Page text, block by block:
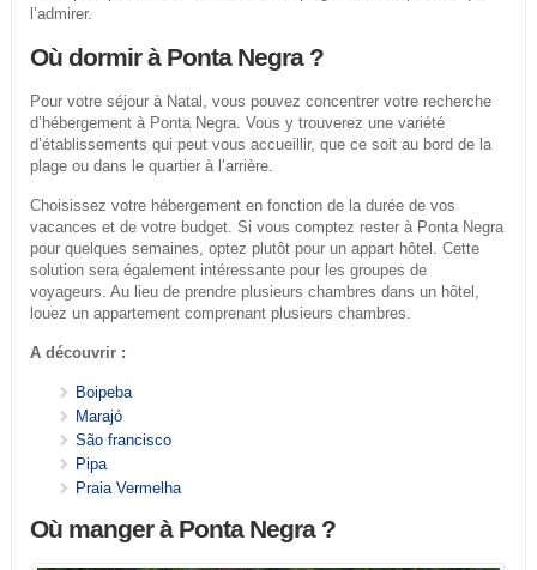
l’admirer.
Où dormir à Ponta Negra ?
Pour votre séjour à Natal, vous pouvez concentrer votre recherche
d’hébergement à Ponta Negra. Vous y trouverez une variété
d’établissements qui peut vous accueillir, que ce soit au bord de la
plage ou dans le quartier à l’arrière.
Choisissez votre hébergement en fonction de la durée de vos
vacances et de votre budget. Si vous comptez rester à Ponta Negra
pour quelques semaines, optez plutôt pour un appart hôtel. Cette
solution sera également intéressante pour les groupes de
voyageurs. Au lieu de prendre plusieurs chambres dans un hôtel,
louez un appartement comprenant plusieurs chambres.
A découvrir :
Boipeba
Marajó
São francisco
Pipa
Praia Vermelha
Où manger à Ponta Negra ?